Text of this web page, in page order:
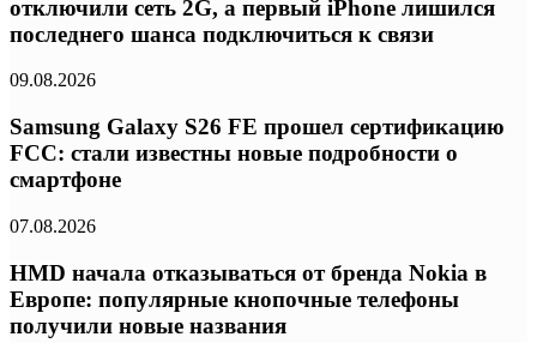
отключили сеть 2G, а первый iPhone лишился
последнего шанса подключиться к связи
09.08.2026
Samsung Galaxy S26 FE прошел сертификацию
FCC: стали известны новые подробности о
смартфоне
07.08.2026
HMD начала отказываться от бренда Nokia в
Европе: популярные кнопочные телефоны
получили новые названия